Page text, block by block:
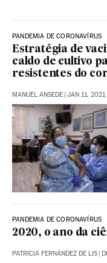
PANDEMIA DE CORONAVÍRUS
Estratégia de
caldo de cultivo
resistentes do
MANUEL ANSEDE | JAN 11,
PANDEMIA DE CORONAVÍRUS
2020, o ano da
PATRICIA FERNÁNDEZ DE LIS |